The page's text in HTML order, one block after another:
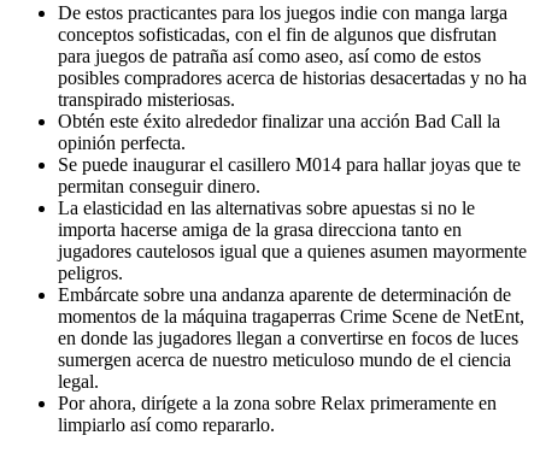
De estos practicantes para los juegos indie con manga larga
conceptos sofisticadas, con el fin de algunos que disfrutan
para juegos de patraña así­ como aseo, así­ como de estos
posibles compradores acerca de historias desacertadas y no ha
transpirado misteriosas.
Obtén este éxito alrededor finalizar una acción Bad Call la
opinión perfecta.
Se puede inaugurar el casillero M014 para hallar joyas que te
permitan conseguir dinero.
La elasticidad en las alternativas sobre apuestas si no le
importa hacerse amiga de la grasa direcciona tanto en
jugadores cautelosos igual que a quienes asumen mayormente
peligros.
Embárcate sobre una andanza aparente de determinación de
momentos de la máquina tragaperras Crime Scene de NetEnt,
en donde las jugadores llegan a convertirse en focos de luces
sumergen acerca de nuestro meticuloso mundo de el ciencia
legal.
Por ahora, dirígete a la zona sobre Relax primeramente en
limpiarlo así­ como repararlo.